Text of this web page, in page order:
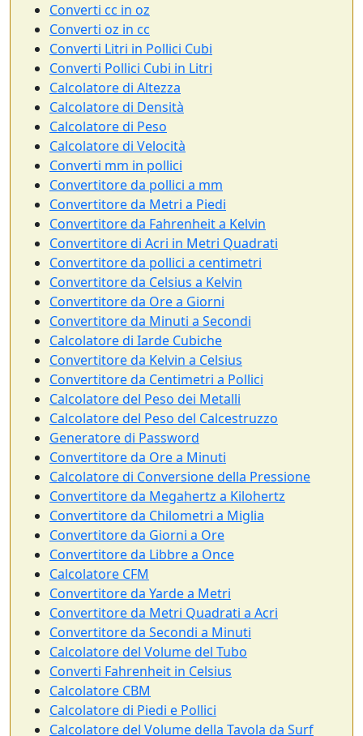
Converti cc in oz
Converti oz in cc
Converti Litri in Pollici Cubi
Converti Pollici Cubi in Litri
Calcolatore di Altezza
Calcolatore di Densità
Calcolatore di Peso
Calcolatore di Velocità
Converti mm in pollici
Convertitore da pollici a mm
Convertitore da Metri a Piedi
Convertitore da Fahrenheit a Kelvin
Convertitore di Acri in Metri Quadrati
Convertitore da pollici a centimetri
Convertitore da Celsius a Kelvin
Convertitore da Ore a Giorni
Convertitore da Minuti a Secondi
Calcolatore di Iarde Cubiche
Convertitore da Kelvin a Celsius
Convertitore da Centimetri a Pollici
Calcolatore del Peso dei Metalli
Calcolatore del Peso del Calcestruzzo
Generatore di Password
Convertitore da Ore a Minuti
Calcolatore di Conversione della Pressione
Convertitore da Megahertz a Kilohertz
Convertitore da Chilometri a Miglia
Convertitore da Giorni a Ore
Convertitore da Libbre a Once
Calcolatore CFM
Convertitore da Yarde a Metri
Convertitore da Metri Quadrati a Acri
Convertitore da Secondi a Minuti
Calcolatore del Volume del Tubo
Converti Fahrenheit in Celsius
Calcolatore CBM
Calcolatore di Piedi e Pollici
Calcolatore del Volume della Tavola da Surf